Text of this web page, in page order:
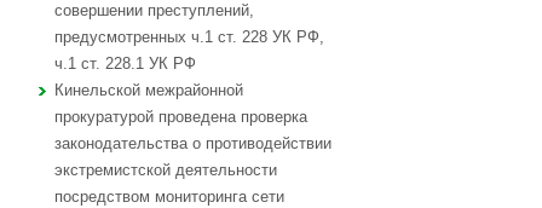
совершении преступлений,
предусмотренных ч.1 ст. 228 УК РФ,
ч.1 ст. 228.1 УК РФ
Кинельской межрайонной
прокуратурой проведена проверка
законодательства о противодействии
экстремистской деятельности
посредством мониторинга сети